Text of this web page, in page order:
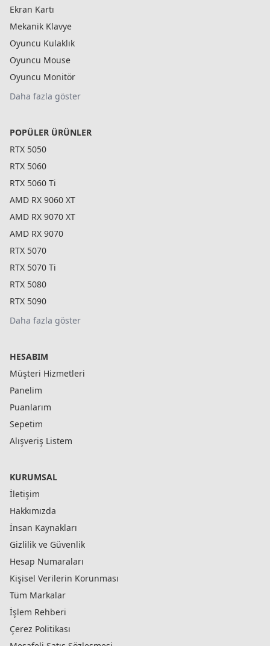
Ekran Kartı
Mekanik Klavye
Oyuncu Kulaklık
Oyuncu Mouse
Oyuncu Monitör
Daha fazla göster
POPÜLER ÜRÜNLER
RTX 5050
RTX 5060
RTX 5060 Ti
AMD RX 9060 XT
AMD RX 9070 XT
AMD RX 9070
RTX 5070
RTX 5070 Ti
RTX 5080
RTX 5090
Daha fazla göster
HESABIM
Müşteri Hizmetleri
Panelim
Puanlarım
Sepetim
Alışveriş Listem
KURUMSAL
İletişim
Hakkımızda
İnsan Kaynakları
Gizlilik ve Güvenlik
Hesap Numaraları
Kişisel Verilerin Korunması
Tüm Markalar
İşlem Rehberi
Çerez Politikası